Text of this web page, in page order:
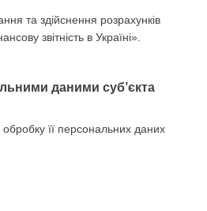
та здійснення розрахунків
звітність в Україні».
даними суб’єкта
її персональних даних